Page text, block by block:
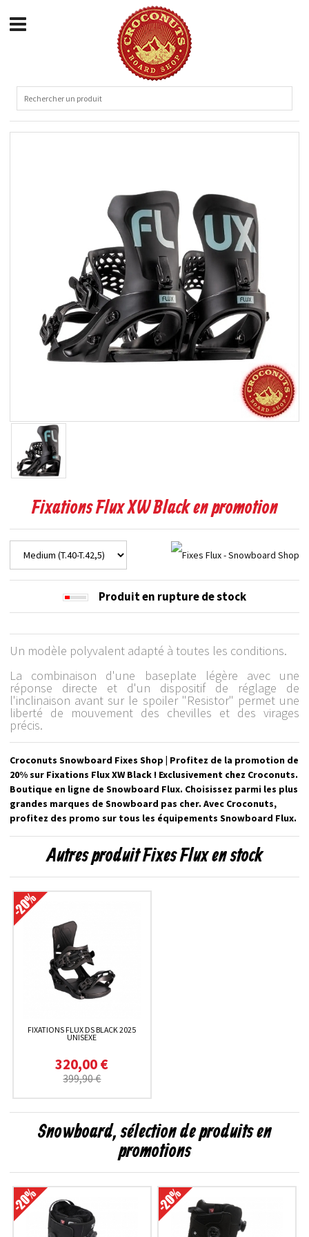
Fixations Flux XW Black en promotion
Produit en rupture de stock
Un modèle polyvalent adapté à toutes les conditions.
La combinaison d'une baseplate légère avec une
réponse directe et d'un dispositif de réglage de
l'inclinaison avant sur le spoiler "Resistor" permet une
liberté de mouvement des chevilles et des virages
précis.
Croconuts Snowboard Fixes Shop | Profitez de la promotion de
20% sur Fixations Flux XW Black ! Exclusivement chez Croconuts.
Boutique en ligne de Snowboard Flux. Choisissez parmi les plus
grandes marques de Snowboard pas cher. Avec Croconuts,
profitez des promo sur tous les équipements Snowboard Flux.
Autres produit Fixes Flux en stock
FIXATIONS FLUX DS BLACK 2025
UNISEXE
320,00 €
399,90 €
Snowboard, sélection de produits en
promotions